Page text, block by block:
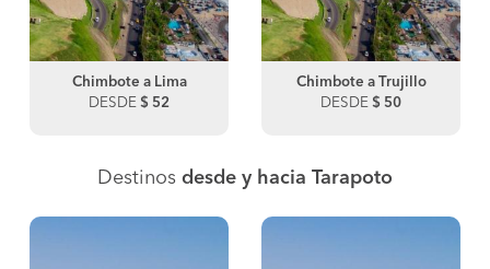
Chimbote a Lima
DESDE $ 52
Chimbote a Trujillo
DESDE $ 50
Destinos desde y hacia Tarapoto